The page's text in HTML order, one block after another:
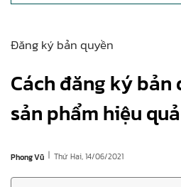
Đăng ký bản quyền
Cách đăng ký bản
sản phẩm hiệu
Phong Vũ | Thứ Hai, 14/06/2021